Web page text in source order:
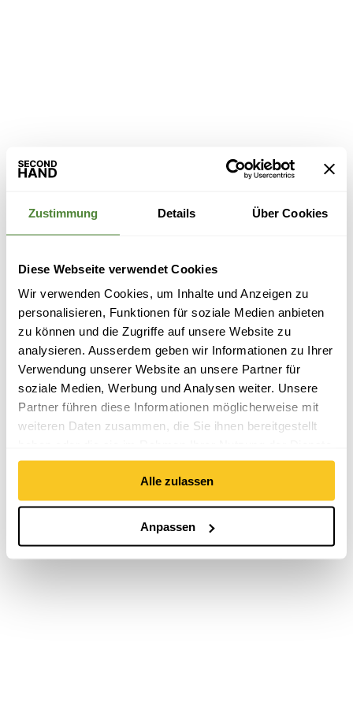
Zustimmung Details Über Cookies
Diese Webseite verwendet Cookies
Wir verwenden Cookies, um Inhalte und Anzeigen zu
personalisieren, Funktionen für soziale Medien anbieten
zu können und die Zugriffe auf unsere Website zu
analysieren. Ausserdem geben wir Informationen zu Ihrer
Verwendung unserer Website an unsere Partner für
soziale Medien, Werbung und Analysen weiter. Unsere
Partner führen diese Informationen möglicherweise mit
weiteren Daten zusammen, die Sie ihnen bereitgestellt
gesammelt haben.
Alle zulassen
Anpassen